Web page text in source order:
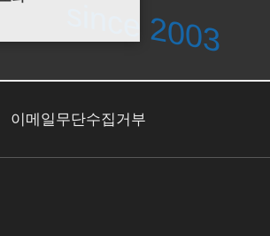
since 2003
이메일무단수집거부